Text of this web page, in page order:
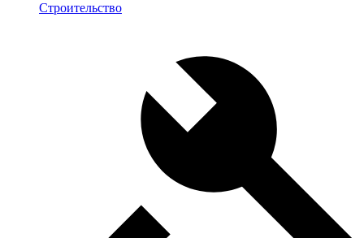
Строительство